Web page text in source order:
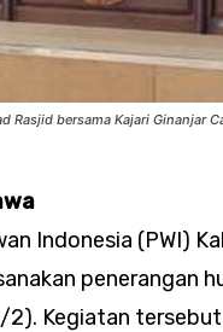
Rasjid bersama Kajari Ginanjar
Indonesia (PWI)
penerangan
2). Kegiatan